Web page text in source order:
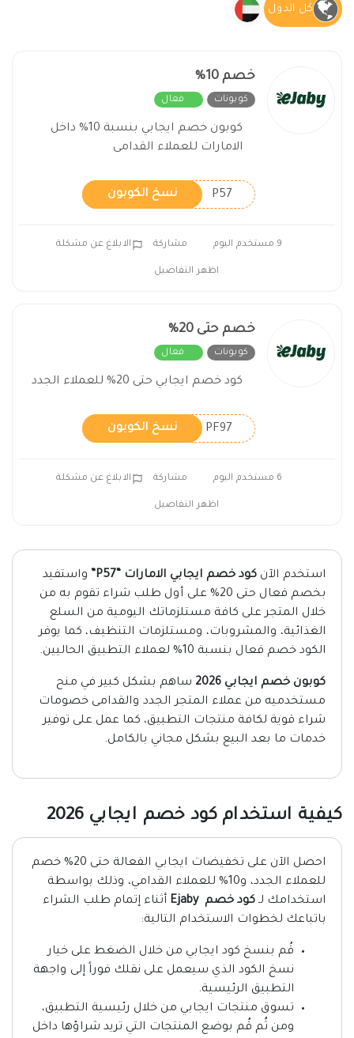
كل الدول
خصم 10%
كوبونات فعال
كوبون خصم ايجابي بنسبة 10% داخل
الامارات للعملاء القدامى
P57 نسخ الكوبون
9 مستخدم اليوم مشاركة الابلاغ عن مشكلة
اظهر التفاصيل
خصم حتى 20%
كوبونات فعال
كود خصم ايجابي حتى 20% للعملاء الجدد
PF97 نسخ الكوبون
6 مستخدم اليوم مشاركة الابلاغ عن مشكلة
اظهر التفاصيل
استخدم الآن كود خصم ايجابي الامارات “P57”
واستفيد
بخصم فعال حتى 20% على أول طلب شراء تقوم به من
خلال المتجر على كافة مستلزماتك اليومية من السلع
الغذائية، والمشروبات، ومستلزمات التنظيف، كما يوفر
الكود خصم فعال بنسبة 10% لعملاء التطبيق الحاليين.
كوبون خصم ايجابي 2026
ساهم بشكل كبير في منح
مستخدميه من عملاء المتجر الجدد والقدامى خصومات
شراء قوية لكافة منتجات التطبيق، كما عمل على توفير
خدمات ما بعد البيع بشكل مجاني بالكامل.
كيفية استخدام كود خصم ايجابي 2026
احصل الآن على تخفيضات ايجابي الفعالة حتى 20% خصم
للعملاء الجدد، و10% للعملاء القدامي، وذلك بواسطة
استخدامك لـ كود خصم Ejaby
أثناء إتمام طلب الشراء
باتباعك لخطوات الاستخدام التالية:
قُم بنسخ كود ايجابي من خلال الضغط على خيار
نسخ الكود الذي سيعمل على نقلك فوراً إلى واجهة
التطبيق الرئيسية.
تسوق منتجات ايجابي من خلال رئيسية التطبيق،
ومن ثُم قُم بوضع المنتجات التي تريد شراؤها داخل